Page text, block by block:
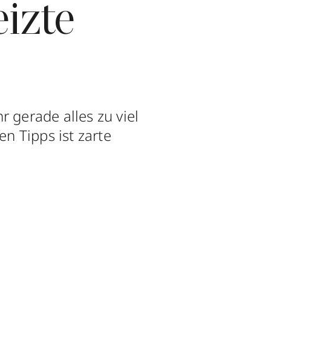
gerade alles zu viel
Tipps ist zarte